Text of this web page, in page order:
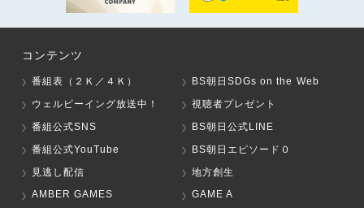
コンテンツ
番組表（２Ｋ／４Ｋ）
BS朝日SDGs on the Web
ウェルビーイング放送中！
視聴者プレゼント
番組公式SNS
BS朝日公式LINE
番組公式YouTube
BS朝日エピソード０
見逃し配信
地方創生
AMBER GAMES
GAME A